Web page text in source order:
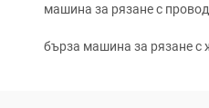
машина за рязане с
бърза машина за рязане с